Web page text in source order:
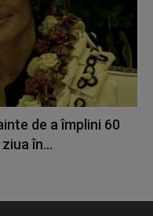
de a împlini 60
în...